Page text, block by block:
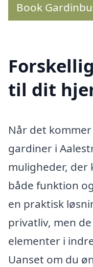
Book
til dit
Når det
gardiner i
muligheder, der
både funktion
en praktisk
privatliv, men
elementer i
Uanset om du